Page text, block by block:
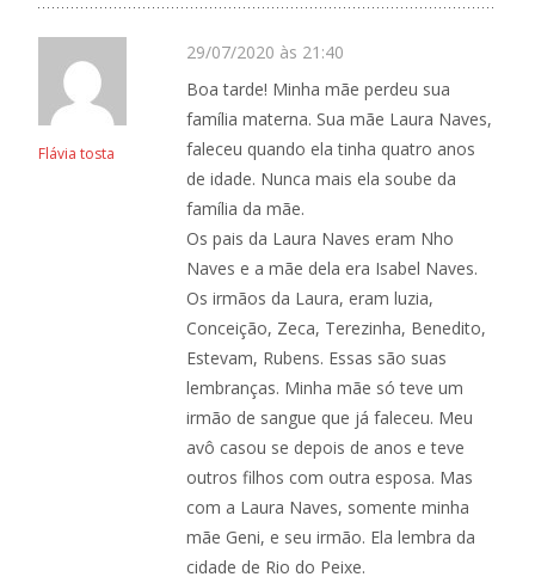
Flávia tosta
29/07/2020 às 21:40
Boa tarde! Minha mãe perdeu sua
família materna. Sua mãe Laura Naves,
faleceu quando ela tinha quatro anos
de idade. Nunca mais ela soube da
família da mãe.
Os pais da Laura Naves eram Nho
Naves e a mãe dela era Isabel Naves.
Os irmãos da Laura, eram luzia,
Conceição, Zeca, Terezinha, Benedito,
Estevam, Rubens. Essas são suas
lembranças. Minha mãe só teve um
irmão de sangue que já faleceu. Meu
avô casou se depois de anos e teve
outros filhos com outra esposa. Mas
com a Laura Naves, somente minha
mãe Geni, e seu irmão. Ela lembra da
cidade de Rio do Peixe.